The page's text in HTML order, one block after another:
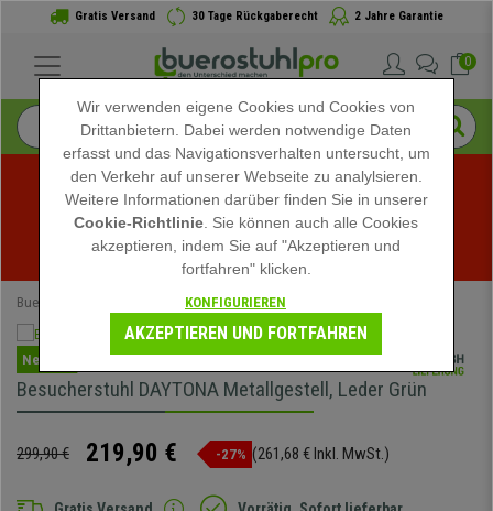
Gratis Versand 30 Tage Rückgaberecht 2 Jahre Garantie
0
Sommerschlussverkauf bei buerostuhlpro! Exklusive
Rabatte für kurze Zeit - Aktion ansehen -
Buerostuhlpro Konferenzstühle
Neuheit
Besucherstuhl DAYTONA Metallgestell, Leder Grün
299,90 € 219,90 € -27% (261,68 € Inkl. MwSt.)
Wir verwenden eigene Cookies und Cookies von
Drittanbietern. Dabei werden notwendige Daten
erfasst und das Navigationsverhalten untersucht, um
den Verkehr auf unserer Webseite zu analylsieren.
Weitere Informationen darüber finden Sie in unserer
Cookie-Richtlinie . Sie können auch alle Cookies
akzeptieren, indem Sie auf "Akzeptieren und
fortfahren" klicken.
KONFIGURIEREN
AKZEPTIEREN UND FORTFAHREN